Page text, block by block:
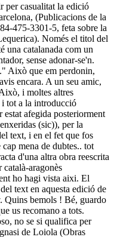
per casualitat la edició
(Publicacions de la
475-3301-5, feta sobre la
Només el titol del
una catalanada com un
sense adonar-se'n.
Això que em perdonin,
encara. A un seu amic,
i moltes altres
i tot a la introducció
estat afegida posteriorment
(sic)), per la
text, i en el fet que fos
mena de dubtes.. tot
d'una altra obra reescrita
català-aragonès
ho hagi vista aixi. El
text en aquesta edició de
Quins bemols ! Bé, guardo
us recomano a tots.
no se si qualifica per
de Loiola (Obras